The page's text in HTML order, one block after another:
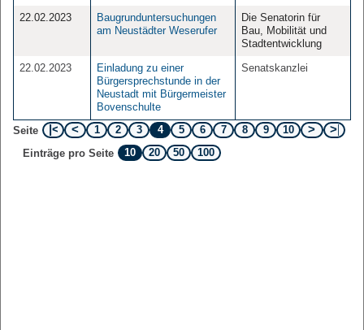
22.02.2023
Baugrunduntersuchungen
am Neustädter Weserufer
Die Senatorin für
Bau, Mobilität und
Stadtentwicklung
22.02.2023
Einladung zu einer
Bürgersprechstunde in der
Neustadt mit Bürgermeister
Bovenschulte
Senatskanzlei
Seite 1 2 3 4 5 6 7 8 9
10
Einträge pro Seite
10 20 50 100